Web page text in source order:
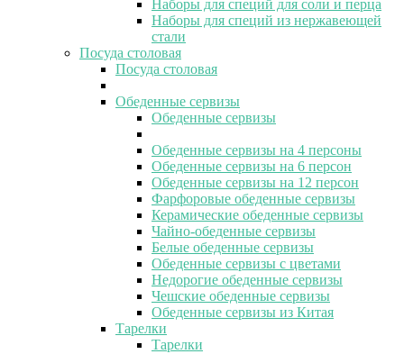
Наборы для специй для соли и перца
Наборы для специй из нержавеющей
стали
Посуда столовая
Посуда столовая
Обеденные сервизы
Обеденные сервизы
Обеденные сервизы на 4 персоны
Обеденные сервизы на 6 персон
Обеденные сервизы на 12 персон
Фарфоровые обеденные сервизы
Керамические обеденные сервизы
Чайно-обеденные сервизы
Белые обеденные сервизы
Обеденные сервизы с цветами
Недорогие обеденные сервизы
Чешские обеденные сервизы
Обеденные сервизы из Китая
Тарелки
Тарелки